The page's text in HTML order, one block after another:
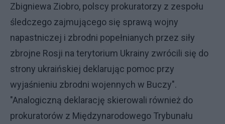
Zbigniewa Ziobro, polscy prokuratorzy z zespołu
śledczego zajmującego się sprawą wojny
napastniczej i zbrodni popełnianych przez siły
zbrojne Rosji na terytorium Ukrainy zwrócili się do
strony ukraińskiej deklarując pomoc przy
wyjaśnieniu zbrodni wojennych w Buczy".
"Analogiczną deklarację skierowali również do
prokuratorów z Międzynarodowego Trybunału